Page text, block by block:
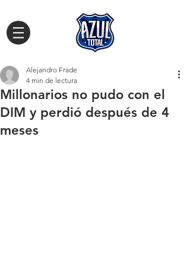
Millonarios no pudo con el
DIM y perdió después de 4
meses
Alejandro Frade
4 min de lectura